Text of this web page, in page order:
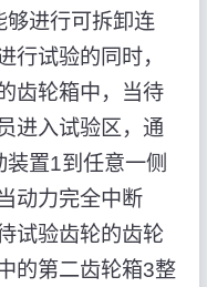
够进行可拆卸连
行试验的同时，
齿轮箱中，当待
进入试验区，通
置1到任意一侧
动力完全中断
试验齿轮的齿轮
的第二齿轮箱3整